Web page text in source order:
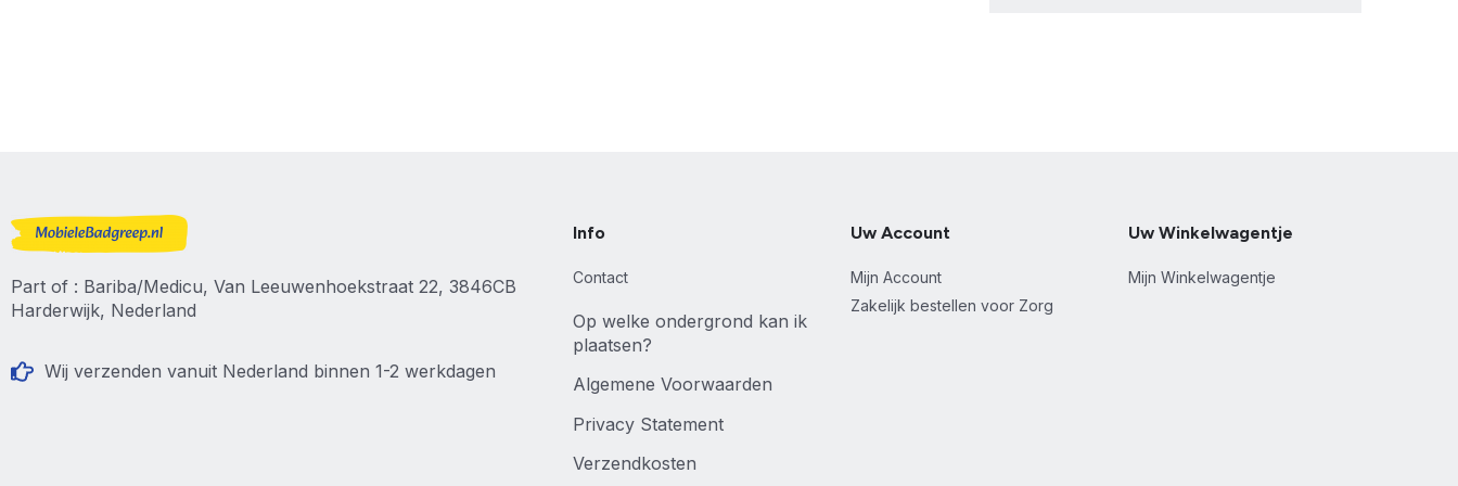
Part of : Bariba/Medicu, Van Leeuwenhoekstraat 22, 3846CB
Harderwijk, Nederland
Wij verzenden vanuit Nederland binnen 1-2 werkdagen
Info
Contact
Op welke ondergrond kan ik
plaatsen?
Algemene Voorwaarden
Privacy Statement
Verzendkosten
Uw Account
Mijn Account
Zakelijk bestellen voor Zorg
Uw Winkelwagentje
Mijn Winkelwagentje